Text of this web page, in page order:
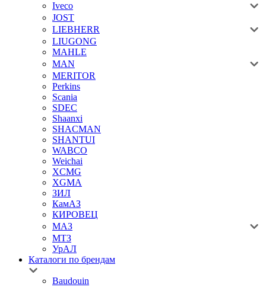
Iveco
JOST
LIEBHERR
LIUGONG
MAHLE
MAN
MERITOR
Perkins
Scania
SDEC
Shaanxi
SHACMAN
SHANTUI
WABCO
Weichai
XCMG
XGMA
ЗИЛ
КамАЗ
КИРОВЕЦ
МАЗ
МТЗ
УрАЛ
Каталоги по брендам
Baudouin